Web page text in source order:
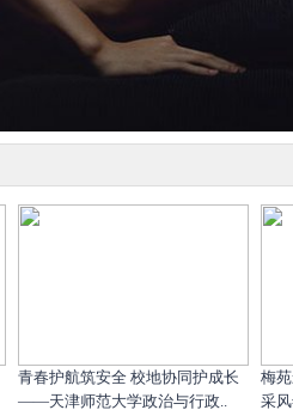
青春护航筑安全 校地协同护成长
——天津师范大学政治与行政..
梅
采